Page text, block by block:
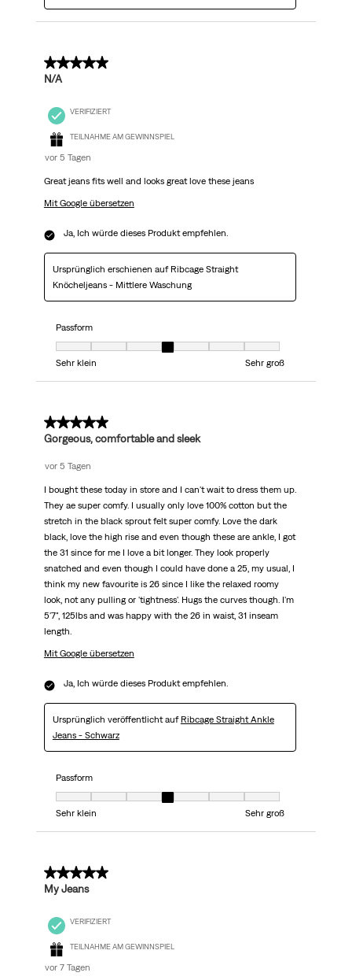
5 von 5 Sternen.
N/A
VERIFIZIERT
TEILNAHME AM GEWINNSPIEL
vor 5 Tagen
Great jeans fits well and looks great love these jeans
Mit Google übersetzen
Ja, Ich würde dieses Produkt empfehlen.
Ursprünglich erschienen auf Ribcage Straight
Knöcheljeans - Mittlere Waschung
Passform
Passform, 4 von 7, wobei 1 gleich Sehr klein ist und 7 gleich Sehr groß
Sehr klein
Sehr groß
5 von 5 Sternen.
Gorgeous, comfortable and sleek
vor 5 Tagen
I bought these today in store and I can't wait to dress them up.
They ae super comfy. I usually only love 100% cotton but the
stretch in the black sprout felt super comfy. Love the dark
black, love the high rise and even though these are ankle, I got
the 31 since for me I love a bit longer. They look properly
snatched and even though I could have done a 25, my usual, I
think my new favourite is 26 since I like the relaxed roomy
look, not any pulling or 'tightness'. Hugs the curves though. I'm
5'7", 125lbs and was happy with the 26 in waist, 31 inseam
length.
Mit Google übersetzen
Ja, Ich würde dieses Produkt empfehlen.
Ursprünglich veröffentlicht auf Ribcage Straight Ankle
Jeans - Schwarz
Passform
Passform, 4 von 7, wobei 1 gleich Sehr klein ist und 7 gleich Sehr groß
Sehr klein
Sehr groß
5 von 5 Sternen.
My Jeans
VERIFIZIERT
TEILNAHME AM GEWINNSPIEL
vor 7 Tagen